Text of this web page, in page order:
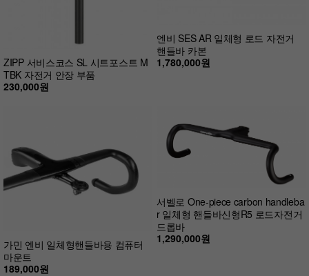
ZIPP 서비스코스 SL 시트포스트 M
TBK 자전거 안장 부품
230,000원
엔비 SES AR 일체형 로드 자전거
핸들바 카본
1,780,000원
가민 엔비 일체형핸들바용 컴퓨터
마운트
189,000원
서벨로 One-piece carbon handleba
r 일체형 핸들바신형R5 로드자전거
드롭바
1,290,000원